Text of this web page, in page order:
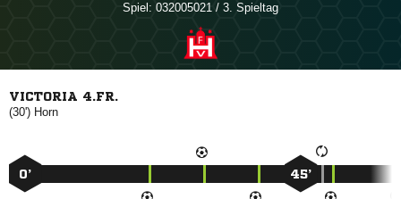
Spiel: 032005021 / 3. Spieltag
VICTORIA 4.FR.
(30') 
0’ 45’